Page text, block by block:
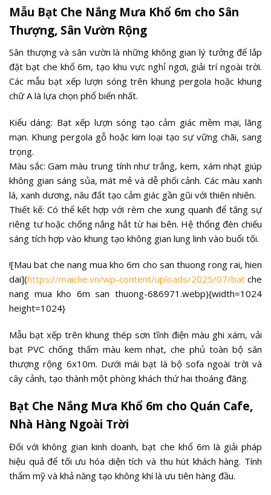
Mẫu Bạt Che Nắng Mưa Khổ 6m cho Sân
Thượng, Sân Vườn Rộng
Sân thượng và sân vườn là những không gian lý tưởng để lắp
đặt bạt che khổ 6m, tạo khu vực nghỉ ngơi, giải trí ngoài trời.
Các mẫu bạt xếp lượn sóng trên khung pergola hoặc khung
chữ A là lựa chọn phổ biến nhất.
Kiểu dáng: Bạt xếp lượn sóng tạo cảm giác mềm mại, lãng
mạn. Khung pergola gỗ hoặc kim loại tạo sự vững chãi, sang
trọng.
Màu sắc: Gam màu trung tính như trắng, kem, xám nhạt giúp
không gian sáng sủa, mát mẻ và dễ phối cảnh. Các màu xanh
lá, xanh dương, nâu đất tạo cảm giác gần gũi với thiên nhiên.
Thiết kế: Có thể kết hợp với rèm che xung quanh để tăng sự
riêng tư hoặc chống nắng hắt từ hai bên. Hệ thống đèn chiếu
sáng tích hợp vào khung tạo không gian lung linh vào buổi tối.
![Mau bat che nang mua kho 6m cho san thuong rong rai, hien
dai](https://maiche.vn/wp-content/uploads/2025/07/bat che
nang mua kho 6m san thuong-686971.webp){width=1024
height=1024}
Mẫu bạt xếp trên khung thép sơn tĩnh điện màu ghi xám, vải
bạt PVC chống thấm màu kem nhạt, che phủ toàn bộ sân
thượng rộng 6x10m. Dưới mái bạt là bộ sofa ngoài trời và
cây cảnh, tạo thành một phòng khách thứ hai thoáng đãng.
Bạt Che Nắng Mưa Khổ 6m cho Quán Cafe,
Nhà Hàng Ngoài Trời
Đối với không gian kinh doanh, bạt che khổ 6m là giải pháp
hiệu quả để tối ưu hóa diện tích và thu hút khách hàng. Tính
thẩm mỹ và khả năng tạo không khí là ưu tiên hàng đầu.